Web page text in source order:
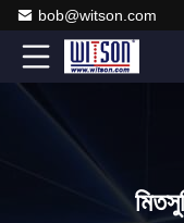
bob@witson.com